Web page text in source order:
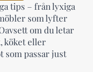
tips – från lyxiga
som lyfter
om du letar
köket eller
som passar just